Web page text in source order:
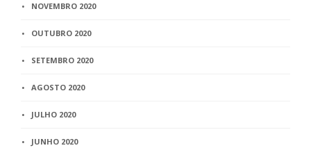
NOVEMBRO 2020
OUTUBRO 2020
SETEMBRO 2020
AGOSTO 2020
JULHO 2020
JUNHO 2020